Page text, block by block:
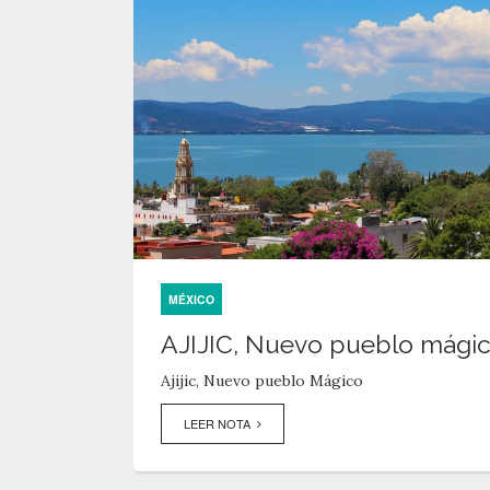
MÉXICO
AJIJIC, Nuevo pueblo
Ajijic, Nuevo pueblo Mágico
LEER NOTA